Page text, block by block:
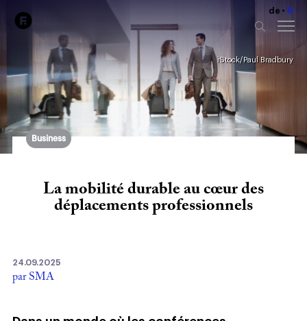
de fr
iStock/Paul Bradbury
Business
La mobilité durable au cœur des
déplacements professionnels
24.09.2025
par SMA